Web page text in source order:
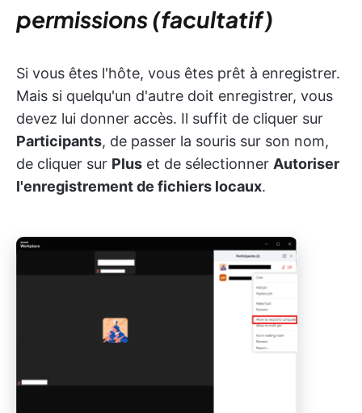
permissions (facultatif)
Si vous êtes l'hôte, vous êtes prêt à enregistrer.
Mais si quelqu'un d'autre doit enregistrer, vous
devez lui donner accès. Il suffit de cliquer sur
Participants, de passer la souris sur son nom,
de cliquer sur Plus et de sélectionner Autoriser
l'enregistrement de fichiers locaux.